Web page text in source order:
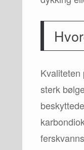
Kvaliteten
sterk